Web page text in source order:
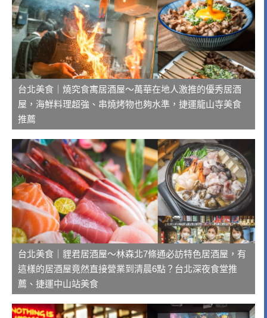
台北美食｜燒究食寓居酒屋～萬華在地人激推的優秀居酒
屋，海鮮料理超強、串燒烤物也夠水準，捷運龍山寺美食
推薦
台北美食｜貍君居酒屋～林森北7條通必訪特色居酒屋，有
這樣的居酒屋竟然直接營業到清晨6點？台北深夜食堂推
薦、捷運中山站美食